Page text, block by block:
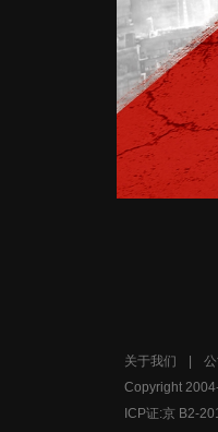
关于我们
Copyright
ICP证:京 B2-